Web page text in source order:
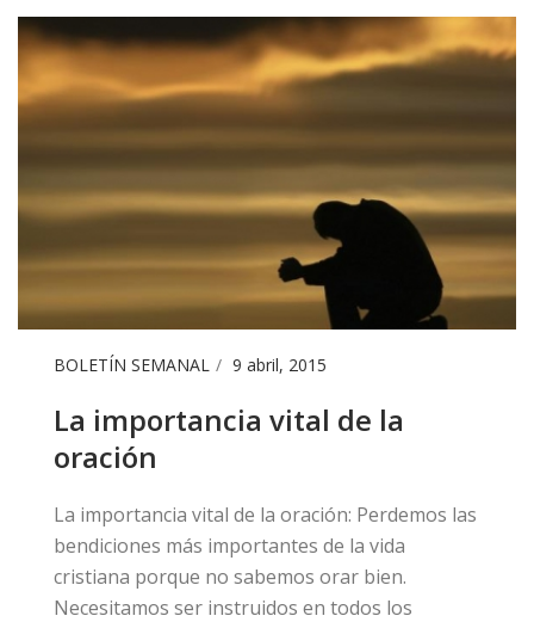
BOLETÍN SEMANAL 9 abril, 2015
La importancia vital de la
oración
​La importancia vital de la oración: Perdemos las
bendiciones más importantes de la vida
cristiana porque no sabemos orar bien.
Necesitamos ser instruidos en todos los